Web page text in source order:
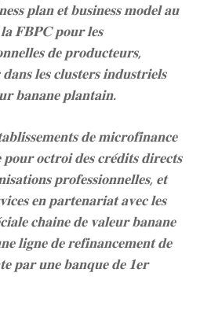
𝐩𝐥𝐚𝐧 𝐞𝐭 𝐛𝐮𝐬𝐢𝐧𝐞𝐬𝐬 𝐦𝐨𝐝𝐞𝐥 𝐚𝐮
𝐥𝐚 𝐅𝐁𝐏𝐂 𝐩𝐨𝐮𝐫 𝐥𝐞𝐬
𝐝𝐞 𝐩𝐫𝐨𝐝𝐮𝐜𝐭𝐞𝐮𝐫𝐬,
𝐥𝐞𝐬 𝐜𝐥𝐮𝐬𝐭𝐞𝐫𝐬 𝐢𝐧𝐝𝐮𝐬𝐭𝐫𝐢𝐞𝐥𝐬
𝐛𝐚𝐧𝐚𝐧𝐞 𝐩𝐥𝐚𝐧𝐭𝐚𝐢𝐧.
𝐝𝐞 𝐦𝐢𝐜𝐫𝐨𝐟𝐢𝐧𝐚𝐧𝐜𝐞
𝐨𝐜𝐭𝐫𝐨𝐢 𝐝𝐞𝐬 𝐜𝐫𝐞́𝐝𝐢𝐭𝐬 𝐝𝐢𝐫𝐞𝐜𝐭𝐬
𝐩𝐫𝐨𝐟𝐞𝐬𝐬𝐢𝐨𝐧𝐧𝐞𝐥𝐥𝐞𝐬, 𝐞𝐭
𝐞𝐧 𝐩𝐚𝐫𝐭𝐞𝐧𝐚𝐫𝐢𝐚𝐭 𝐚𝐯𝐞𝐜 𝐥𝐞𝐬
𝐜𝐡𝐚𝐢𝐧𝐞 𝐝𝐞 𝐯𝐚𝐥𝐞𝐮𝐫 𝐛𝐚𝐧𝐚𝐧𝐞
𝐥𝐢𝐠𝐧𝐞 𝐝𝐞 𝐫𝐞𝐟𝐢𝐧𝐚𝐧𝐜𝐞𝐦𝐞𝐧𝐭 𝐝𝐞
𝐩𝐚𝐫 𝐮𝐧𝐞 𝐛𝐚𝐧𝐪𝐮𝐞 𝐝𝐞 𝟏𝐞𝐫